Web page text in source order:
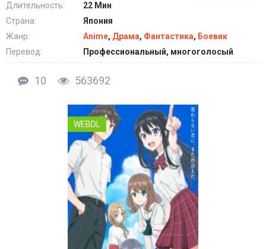
Длительность:
22 Мин
Страна:
Япония
Жанр:
Anime, Драма, Фантастика, Боевик
Перевод:
Профессиональный, многоголосый
10 563692
WEBDL